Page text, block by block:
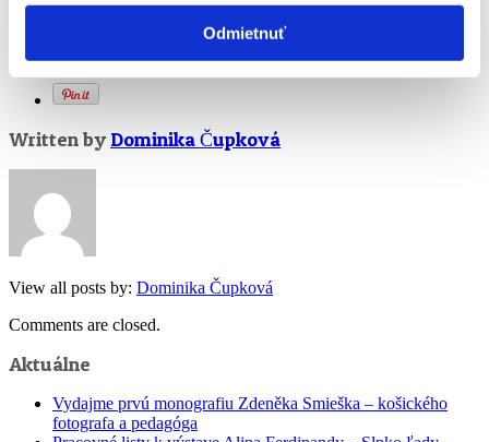
Odmietnuť
Written by Dominika Čupková
View all posts by: Dominika Čupková
Comments are closed.
Aktuálne
Vydajme prvú monografiu Zdeněka Smieška – košického
fotografa a pedagóga